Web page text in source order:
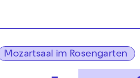
springen Zum
Mozartsaal im Rosengarten